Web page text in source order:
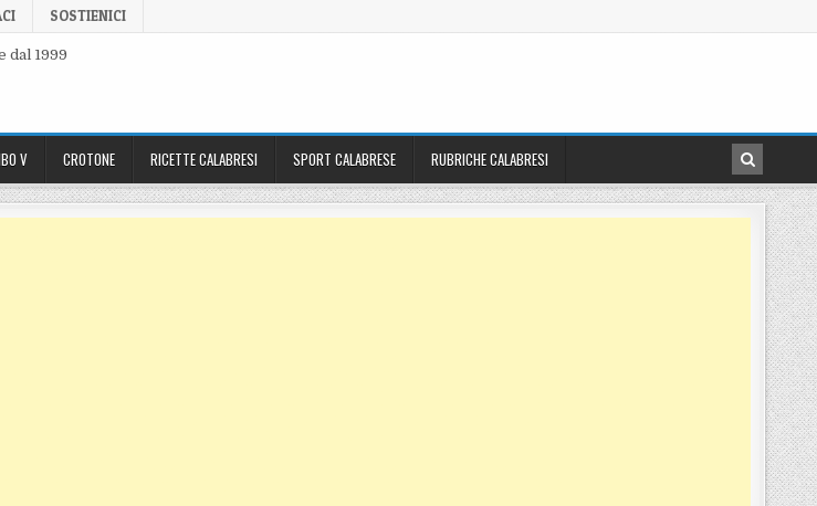
SOSTIENICI
dal 1999
V CROTONE RICETTE CALABRESI SPORT CALABRESE RUBRICHE CALABRESI